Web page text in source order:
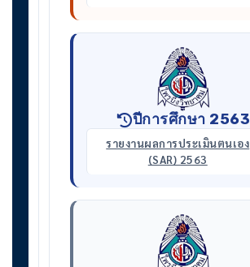
ปีการศึกษา 2563
รายงานผลการประเมินตนเอง
(SAR) 2563